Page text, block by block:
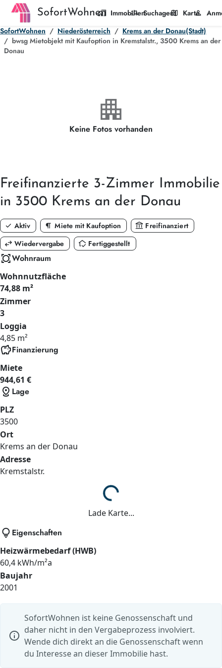
SofortWohnen
home_work Immobilien
manage_search Suchagent
map Karte
person
SofortWohnen
Niederösterreich
Krems an der Donau(Stadt)
bwsg Mietobjekt mit Kaufoption in Kremstalstr., 3500 Krems an der
Donau
apartment
Keine Fotos vorhanden
Freifinanzierte 3-Zimmer Immobilie
in 3500 Krems an der Donau
check Aktiv format_paragraph Miete mit Kaufoption account_balance Freifinanziert
swap_horiz Wiedervergabe in_home_mode Fertiggestellt
all_outWohnraum
Wohnnutzfläche
74,88 m²
Zimmer
3
Loggia
4,85 m²
savingsFinanzierung
Miete
944,61 €
distance Lage
PLZ
3500
Ort
Krems an der Donau
Adresse
Kremstalstr.
Lade...
Lade Karte...
lightbulb Eigenschaften
Heizwärmebedarf (HWB)
60,4 kWh/m²a
Baujahr
2001
info
SofortWohnen ist keine Genossenschaft und
daher nicht in den Vergabeprozess involviert.
Wende dich direkt an die Genossenschaft wenn
du Interesse an dieser Immobilie hast.